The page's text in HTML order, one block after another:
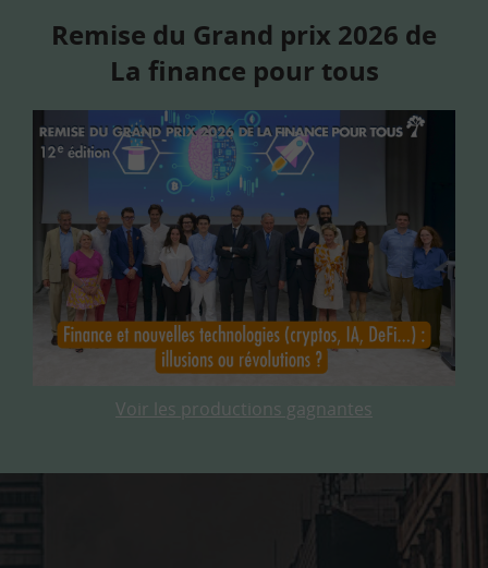
Remise du Grand prix 2026 de
La finance pour tous
Voir les productions gagnantes